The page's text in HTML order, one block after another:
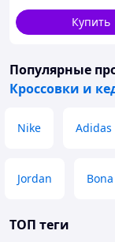
Купить
Популярные
Кроссовки и
Nike Adidas
Jordan
ТОП теги